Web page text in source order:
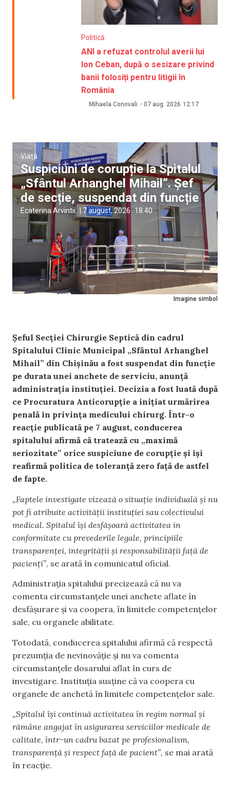
Politică
ANI a refuzat controlul averii lui
Ion Ceban, după o sesizare privind
banii folosiți pentru litigii în
România
Mihaela Conovali - 07 aug. 2026 12:17
Imagine simbol
Viață
Suspiciuni de corupție la Spitalul
„Sfântul Arhanghel Mihail”. Șef
de secție, suspendat din funcție
Ecaterina Arvintii 7 august, 2026 18:40
Șeful Secției Chirurgie Septică din cadrul
Spitalului Clinic Municipal „Sfântul Arhanghel
Mihail” din Chișinău a fost suspendat din funcție
pe durata unei anchete de serviciu, anunță
administrația instituției. Decizia a fost luată după
ce Procuratura Anticorupție a inițiat urmărirea
penală în privința medicului chirurg. Într-o
reacție publicată pe 7 august, conducerea
spitalului afirmă că tratează cu „maximă
seriozitate” orice suspiciune de corupție și își
reafirmă politica de toleranță zero față de astfel
de fapte.
„Faptele investigate vizează o situație individuală și nu
pot fi atribuite activității instituției sau colectivului
medical. Spitalul își desfășoară activitatea in
conformitate cu prevederile legale, principiile
transparenței, integrității și responsabilității față de
pacienți”, se arată în comunicatul oficial.
Administrația spitalului precizează că nu va
comenta circumstanțele unei anchete aflate în
desfășurare și va coopera, în limitele competențelor
sale, cu organele abilitate.
Totodată, conducerea spitalului afirmă că respectă
prezumția de nevinovăție și nu va comenta
circumstanțele dosarului aflat în curs de
investigare. Instituția susține că va coopera cu
organele de anchetă în limitele competențelor sale.
„Spitalul își continuă activitatea în regim normal și
rămâne angajat în asigurarea serviciilor medicale de
calitate, într-un cadru bazat pe profesionalism,
transparență și respect față de pacient”, se mai arată
în reacție.